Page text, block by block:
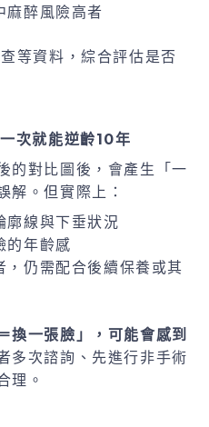
麻醉風險高者
等資料，綜合評估是否
次就能逆齡10年
的對比圖後，會產生「一
解。但實際上：
廓線與下垂狀況
的年齡感
，仍需配合後續保養或其
換一張臉」，可能會感到
多次諮詢、先進行非手術
理。